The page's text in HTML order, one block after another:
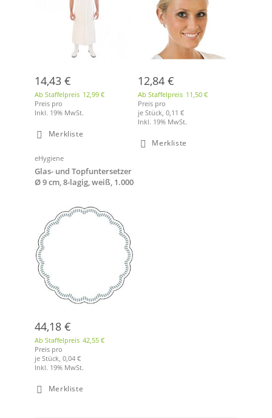
14,43 €
Ab Staffelpreis 12,99 €
Preis pro
Inkl. 19% MwSt.
Merkliste
12,84 €
Ab Staffelpreis 11,50 €
Preis pro
je Stück,0,11 €
Inkl. 19% MwSt.
Merkliste
eHygiene
Glas- und Topfuntersetzer
Ø 9 cm, 8-lagig, weiß, 1.000
44,18 €
Ab Staffelpreis 42,55 €
Preis pro
je Stück, 0,04 €
Inkl. 19% MwSt.
Merkliste